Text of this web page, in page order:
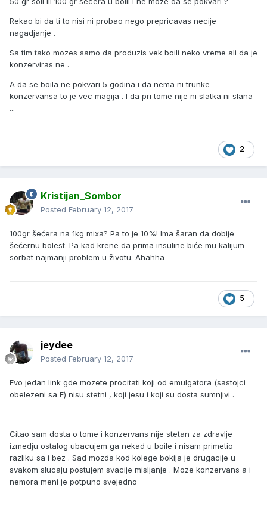
Rekao bi da ti to nisi ni probao nego prepricavas necije
nagadjanje .
Sa tim tako mozes samo da produzis vek boili neko vreme ali da je
konzerviras ne .
A da se boila ne pokvari 5 godina i da nema ni trunke
konzervansa to je vec magija . I da pri tome nije ni slatka ni slana
...
2
Kristijan_Sombor
Posted February 12, 2017
100gr šećera na 1kg mixa? Pa to je 10%! Ima šaran da dobije
šećernu bolest. Pa kad krene da prima insuline biće mu kalijum
sorbat najmanji problem u životu. Ahahha
5
jeydee
Posted February 12, 2017
Evo jedan link gde mozete procitati koji od emulgatora (sastojci
obelezeni sa E) nisu stetni , koji jesu i koji su dosta sumnjivi .
Citao sam dosta o tome i konzervans nije stetan za zdravlje
izmedju ostalog ubacujem ga nekad u boile i nisam primetio
razliku sa i bez . Sad mozda kod kolege bokija je drugacije u
svakom slucaju postujem svacije misljanje . Moze konzervans a i
nemora meni je potpuno svejedno